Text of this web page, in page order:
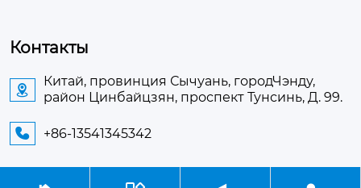
Контакты

Китай, провинция Сычуань, городЧэнду,
район Цинбайцзян, проспект Тунсинь, Д. 99.
 +86-13541345342